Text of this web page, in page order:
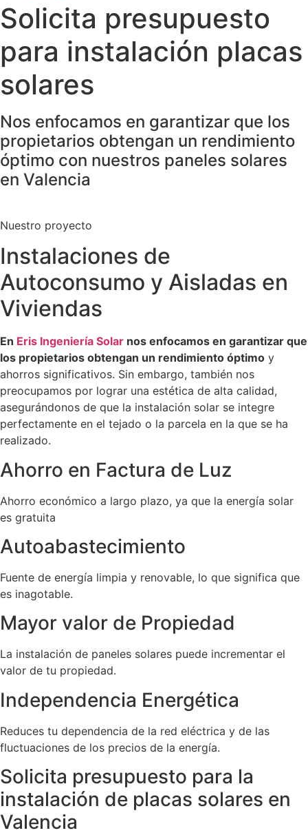
Solicita presupuesto
para instalación placas
solares
Nos enfocamos en garantizar que los
propietarios obtengan un rendimiento
óptimo con nuestros paneles solares
en Valencia
Nuestro proyecto
Instalaciones de
Autoconsumo y Aisladas en
Viviendas
En Eris Ingeniería Solar nos enfocamos en garantizar que
los propietarios obtengan un rendimiento óptimo y
ahorros significativos. Sin embargo, también nos
preocupamos por lograr una estética de alta calidad,
asegurándonos de que la instalación solar se integre
perfectamente en el tejado o la parcela en la que se ha
realizado.
Ahorro en Factura de Luz
Ahorro económico a largo plazo, ya que la energía solar
es gratuita
Autoabastecimiento
Fuente de energía limpia y renovable, lo que significa que
es inagotable.
Mayor valor de Propiedad
La instalación de paneles solares puede incrementar el
valor de tu propiedad.
Independencia Energética
Reduces tu dependencia de la red eléctrica y de las
fluctuaciones de los precios de la energía.
Solicita presupuesto para la
instalación de placas solares en
Valencia